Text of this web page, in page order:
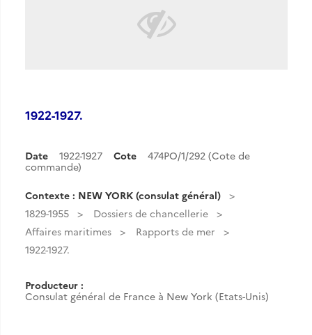
1922-1927.
Date 1922-1927 Cote
474PO/1/292 (Cote de
commande)
Contexte : NEW YORK (consulat général)
1829-1955
Dossiers de chancellerie
Affaires maritimes
Rapports de mer
1922-1927.
Producteur :
Consulat général de France à New York (Etats-Unis)